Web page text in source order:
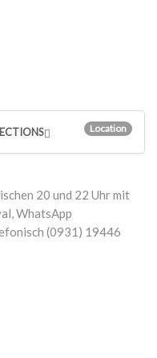
Location
20 und 22 Uhr mit
WhatsApp
(0931) 19446